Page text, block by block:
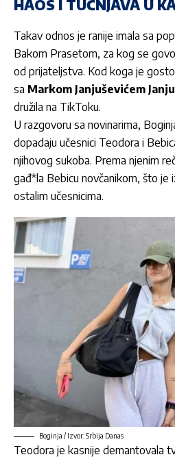
HAOS I TUČNJAVA U
Takav odnos je ranije imala sa
Bakom Prasetom, za kog se
od prijateljstva. Kod koga je
sa Markom Janjuševićem
družila na TikToku.
U razgovoru sa novinarima,
dopadaju učesnici Teodora i
njihovog sukoba. Prema njenim
gađ*la Bebicu novčanikom, što je
ostalim učesnicima.
Boginja / Izvor: Srbija Danas
Teodora je kasnije demantovala